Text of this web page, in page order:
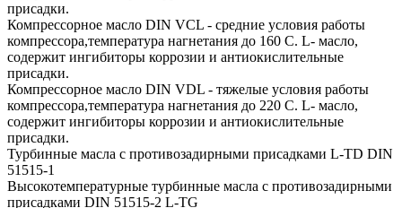
присадки.
Компрессорное масло DIN VCL - средние условия работы
компрессора,температура нагнетания до 160 С. L- масло,
содержит ингибиторы коррозии и антиокислительные
присадки.
Компрессорное масло DIN VDL - тяжелые условия работы
компрессора,температура нагнетания до 220 С. L- масло,
содержит ингибиторы коррозии и антиокислительные
присадки.
Турбинные масла с противозадирными присадками L-TD DIN
51515-1
Высокотемпературные турбинные масла с противозадирными
присадками DIN 51515-2 L-TG